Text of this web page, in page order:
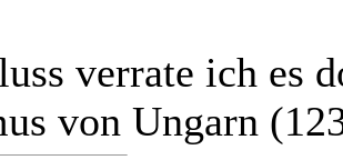
verrate ich es
von Ungarn